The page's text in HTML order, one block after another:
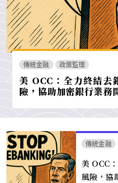
傳統金融 政策監理
美 OCC：全力終結去
險，協助加密銀行業務
傳統金融
美 OCC
風險，協